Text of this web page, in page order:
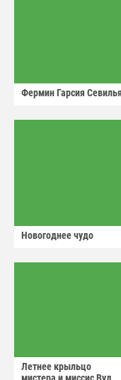
Фермин Гарсия Севилья
Новогоднее чудо
Летнее крыльцо